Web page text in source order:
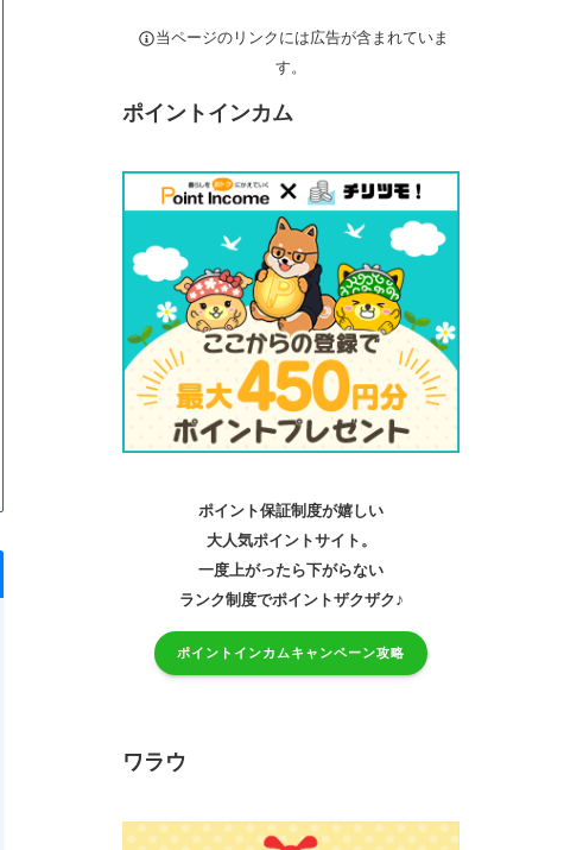
当ページのリンクには広告が含まれていま
す。
ポイントインカム
ポイント保証制度が嬉しい
大人気ポイントサイト。
一度上がったら下がらない
ランク制度でポイントザクザク ♪
ポイントインカムキャンペーン攻略
ワラウ